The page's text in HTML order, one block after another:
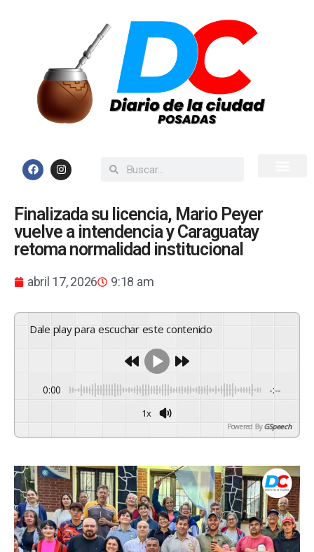
Finalizada su licencia, Mario Peyer
vuelve a intendencia y Caraguatay
retoma normalidad institucional
abril 17, 2026 9:18 am
Dale play para escuchar este contenido
0:00 -:--
1x
Powered By GSpeech